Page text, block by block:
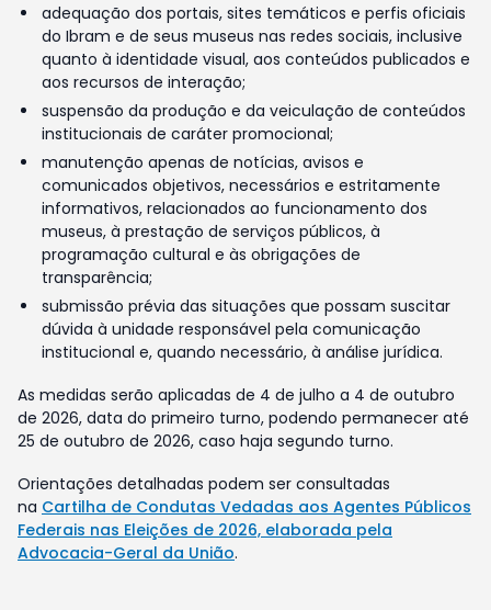
adequação dos portais, sites temáticos e perfis oficiais
do Ibram e de seus museus nas redes sociais, inclusive
quanto à identidade visual, aos conteúdos publicados e
aos recursos de interação;
suspensão da produção e da veiculação de conteúdos
institucionais de caráter promocional;
manutenção apenas de notícias, avisos e
comunicados objetivos, necessários e estritamente
informativos, relacionados ao funcionamento dos
museus, à prestação de serviços públicos, à
programação cultural e às obrigações de
transparência;
submissão prévia das situações que possam suscitar
dúvida à unidade responsável pela comunicação
institucional e, quando necessário, à análise jurídica.
As medidas serão aplicadas de 4 de julho a 4 de outubro
de 2026, data do primeiro turno, podendo permanecer até
25 de outubro de 2026, caso haja segundo turno.
Orientações detalhadas podem ser consultadas
na Cartilha de Condutas Vedadas aos Agentes Públicos
Federais nas Eleições de 2026, elaborada pela
Advocacia-Geral da União.